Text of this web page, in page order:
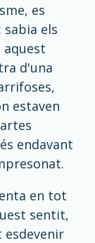
es
els
aquest
d'una
estaven
endavant
en tot
sentit,
esdevenir